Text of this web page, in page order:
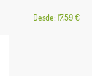
Desde: 17,59 €